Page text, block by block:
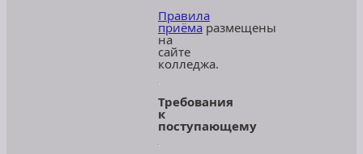
Правила
приёмаразмещены
на
сайте
колледжа.
Требования
к
поступающему